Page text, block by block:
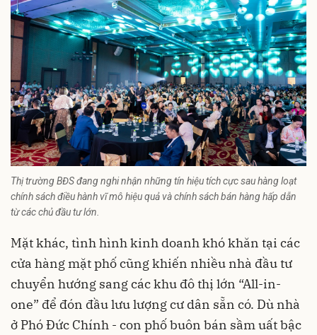
Thị trường BĐS đang nghi nhận những tín hiệu tích cực sau hàng loạt
chính sách điều hành vĩ mô hiệu quả và chính sách bán hàng hấp dẫn
từ các chủ đầu tư lớn.
Mặt khác, tình hình kinh doanh khó khăn tại các
cửa hàng mặt phố cũng khiến nhiều nhà đầu tư
chuyển hướng sang các khu đô thị lớn “All-in-
one” để đón đầu lưu lượng cư dân sẵn có. Dù nhà
ở Phó Đức Chính - con phố buôn bán sầm uất bậc